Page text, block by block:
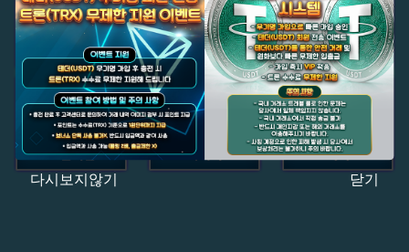
다시보지않기 닫기